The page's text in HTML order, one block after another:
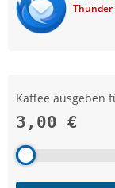
Thunder
Kaffee ausgeben
3,00 €